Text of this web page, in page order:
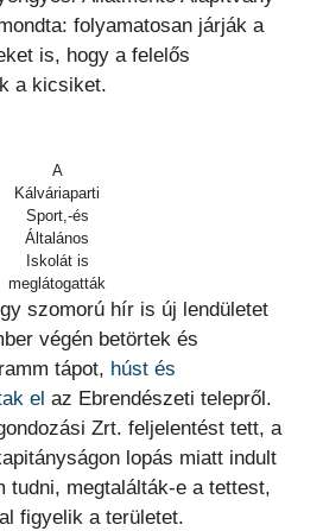
folyamatosan járják a
is, hogy a felelős
a kicsiket.
A
Kálváriaparti
Sport,-és
Általános
Iskolát is
meglátogatták
szomorú hír is új lendületet
végén betörtek és
tápot, húst és
el az Ebrendészeti telepről.
Zrt. feljelentést tett, a
lopás miatt indult
tudni, megtalálták-e a tettest,
figyelik a területet.